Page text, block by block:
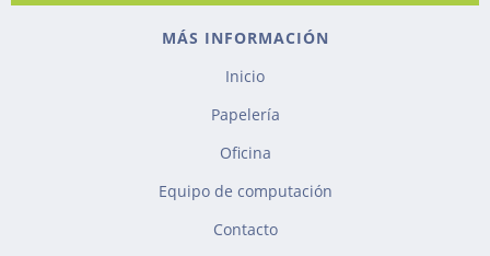
MÁS INFORMACIÓN
Inicio
Papelería
Oficina
Equipo de computación
Contacto